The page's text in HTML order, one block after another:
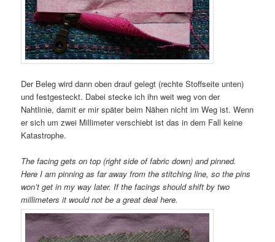
Der Beleg wird dann oben drauf gelegt (rechte Stoffseite unten)
und festgesteckt. Dabei stecke ich ihn weit weg von der
Nahtlinie, damit er mir später beim Nähen nicht im Weg ist. Wenn
er sich um zwei Millimeter verschiebt ist das in dem Fall keine
Katastrophe.
The facing gets on top (right side of fabric down) and pinned.
Here I am pinning as far away from the stitching line, so the pins
won’t get in my way later. If the facings should shift by two
millimeters it would not be a great deal here.